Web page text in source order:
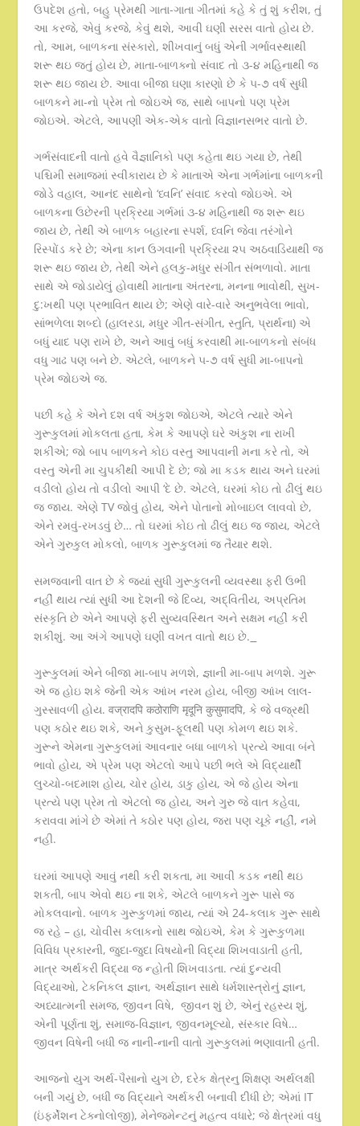
ઉપદેશ હતો, બહુ પ્રેમથી ગાતા-ગાતા ગીતમાં કહે કે તું શું કરીશ, તું
આ કરજે, એવું કરજે, કેવું થશે, આવી ઘણી સરસ વાતો હોય છે.
તો, આમ, બાળકના સંસ્કારો, શીખવાનું બધું એની ગર્ભાવસ્થાથી
શરૂ થઇ જતું હોય છે, માતા-બાળક્નો સંવાદ તો ૩-૪ મહિનાથી જ
શરૂ થઇ જાય છે. આવા બીજા ઘણા કારણો છે કે ૫-૭ વર્ષ સુધી
બાળકને મા-નો પ્રેમ તો જોઇએ જ, સાથે બાપનો પણ પ્રેમ
જોઇએ. એટલે, આપણી એક-એક વાતો વિજ્ઞાનસભર વાતો છે.
ગર્ભસંવાદની વાતો હવે વૈજ્ઞાનિકો પણ કહેતા થઇ ગયા છે, તેથી
પશ્ચિમી સમાજમાં સ્વીકારાય છે કે માતાએ એના ગર્ભમાંના બાળકની
જોડે વહાલ, આનંદ સાથેનો ‘ધ્વનિ’ સંવાદ કરવો જોઇએ. એ
બાળકના ઉછેરની પ્રક્રિયા ગર્ભમાં ૩-૪ મહિનાથી જ શરૂ થઇ
જાય છે, તેથી એ બાળક બહારના સ્પર્શ, ધ્વનિ જેવા તરંગોને
રિસ્પોંડ કરે છે; એના કાન ઉગવાની પ્રક્રિયા ૨૫ અઠવાડિયાથી જ
શરૂ થઇ જાય છે, તેથી એને હલકુ-મધુર સંગીત સંભળાવો. માતા
સાથે એ જોડાયેલું હોવાથી માતાના અંતરના, મનના ભાવોથી, સુખ-
દુ:ખથી પણ પ્રભાવિત થાય છે; એણે વારે-વારે અનુભવેલા ભાવો,
સાંભળેલા શબ્દો (હાલરડા, મધુર ગીત-સંગીત, સ્તુતિ, પ્રાર્થના) એ
બધું યાદ પણ રાખે છે, અને આવું બધું કરવાથી મા-બાળકનો સંબંધ
વધુ ગાઢ પણ બને છે. એટલે, બાળકને ૫-૭ વર્ષ સુધી મા-બાપનો
પ્રેમ જોઇએ જ.
પછી કહે કે એને દશ વર્ષ અંકુશ જોઇએ, એટલે ત્યારે એને
ગુરૂકુલમાં મોકલતા હતા, કેમ કે આપણે ઘરે અંકુશ ના રાખી
શકીએ; જો બાપ બાળકને કોઇ વસ્તુ આપવાની મના કરે તો, એ
વસ્તુ એની મા ચુપકીથી આપી દે છે; જો મા કડક થાય અને ઘરમાં
વડીલો હોય તો વડીલો આપી ‘દે છે. એટલે, ઘરમાં કોઇ તો ઢીલું થઇ
જ જાય. એણે TV જોવું હોય, એને પોતાનો મોબાઇલ લાવવો છે,
એને રમવું-રખડવું છે… તો ઘરમાં કોઇ તો ઢીલું થઇ જ જાય, એટલે
એને ગુરુકુલ મોકલો, બાળક ગુરૂકુલમાં જ તૈયાર થશે.
સમજવાની વાત છે કે જ્યાં સુધી ગુરૂકુલની વ્યવસ્થા ફરી ઉભી
નહીં થાય ત્યાં સુધી આ દેશની જે દિવ્ય, અદ્વિતીય, અપ્રતિમ
સંસ્કૃતિ છે એને આપણે ફરી સુવ્યવસ્થિત અને સક્ષમ નહીં કરી
શકીશું. આ અંગે આપણે ઘણી વખત વાતો થઇ છે.
ગુરૂકુલમાં એને બીજા મા-બાપ મળશે, જ્ઞાની મા-બાપ મળશે. ગુરૂ
એ જ હોઇ શકે જેની એક આંખ નરમ હોય, બીજી આંખ લાલ-
ગુસ્સાવળી હોય. वज्रादपि कठोराणि मृदूनि कुसुमादपि, કે જે વજ્રથી
પણ કઠોર થઇ શકે, અને કુસુમ-ફૂલથી પણ કોમળ થઇ શકે.
ગુરૂને એમના ગુરૂકુલમાં આવનાર બધા બાળકો પ્રત્યે આવા બંને
ભાવો હોય, એ પ્રેમ પણ એટલો આપે પછી ભલે એ વિદ્યાર્થી
લુચ્ચો-બદમાશ હોય, ચોર હોય, ડાકુ હોય, એ જે હોય એના
પ્રત્યે પણ પ્રેમ તો એટલો જ હોય, અને ગુરુ જે વાત કહેવા,
કરાવવા માંગે છે એમાં તે કઠોર પણ હોય, જરા પણ ચૂકે નહીં, નમે
નહી.
ઘરમાં આપણે આવું નથી કરી શકતા, મા આવી કડક નથી થઇ
શકતી, બાપ એવો થઇ ના શકે, એટલે બાળકને ગુરૂ પાસે જ
મોકલવાનો. બાળક ગુરૂકુળમાં જાય, ત્યાં એ 24-કલાક ગુરૂ સાથે
જ રહે – હા, ચોવીસ કલાકનો સાથ જોઇએ, કેમ કે ગુરૂકુળમા
વિવિધ પ્રકારની, જુદા-જુદા વિષયોની વિદ્યા શિખવાડાતી હતી,
માત્ર અર્થકરી વિદ્યા જ ન્હોતી શિખવાડતા. ત્યાં દુન્યવી
વિદ્યાઓ, ટેકનિકલ જ્ઞાન, અર્થજ્ઞાન સાથે ધર્મશાસ્ત્રોનું જ્ઞાન,
અધ્યાત્મની સમજ, જીવન વિષે, જીવન શું છે, એનું રહસ્ય શું,
એની પૂર્ણતા શું, સમાજ-વિજ્ઞાન, જીવનમૂલ્યો, સંસ્કાર વિષે…
જીવન વિષેની બધી જ નાની-નાની વાતો ગુરૂકુલમાં ભણાવાતી હતી.
આજનો યુગ અર્થ-પૈસાનો યુગ છે, દરેક ક્ષેત્રનુ શિક્ષણ અર્થલક્ષી
બની ગયું છે, બધી જ વિદ્યાને અર્થકરી બનાવી દીધી છે; એમાં IT
(ઇંફર્મેશન ટેક્નોલોજી), મેનેજમેન્ટનું મહત્વ વધારે; જે ક્ષેત્રમાં વધુ